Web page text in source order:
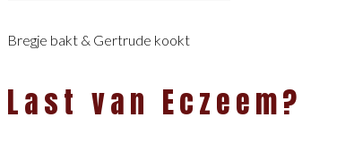
Bregje bakt & Gertrude kookt
Last van Eczeem?